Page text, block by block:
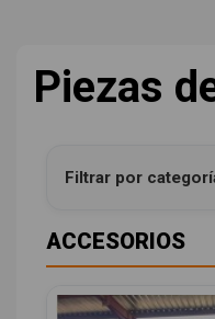
Piezas
Filtrar por
ACCESORIOS